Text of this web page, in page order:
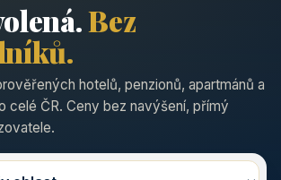
Bez
hotelů, penzionů, apartmánů a
celé ČR. Ceny bez navýšení, přímý